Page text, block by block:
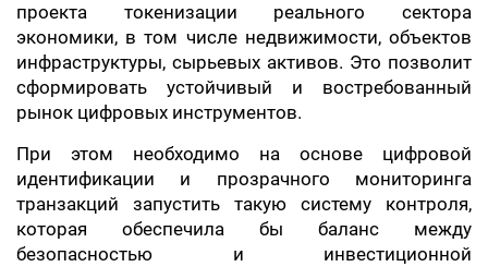
проекта токенизации реального сектора
экономики, в том числе недвижимости, объектов
инфраструктуры, сырьевых активов. Это позволит
сформировать устойчивый и востребованный
рынок цифровых инструментов.
При этом необходимо на основе цифровой
идентификации и прозрачного мониторинга
транзакций запустить такую систему контроля,
которая обеспечила бы баланс между
безопасностью и инвестиционной